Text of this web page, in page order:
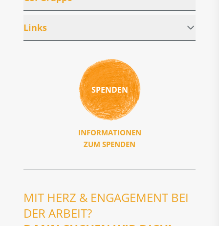
Links
SPENDEN
INFORMATIONEN
ZUM SPENDEN
MIT HERZ & ENGAGEMENT BEI
DER ARBEIT?